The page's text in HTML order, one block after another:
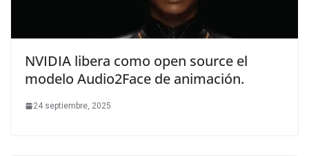
NVIDIA libera como open source el
modelo Audio2Face de animación.
24 septiembre, 2025